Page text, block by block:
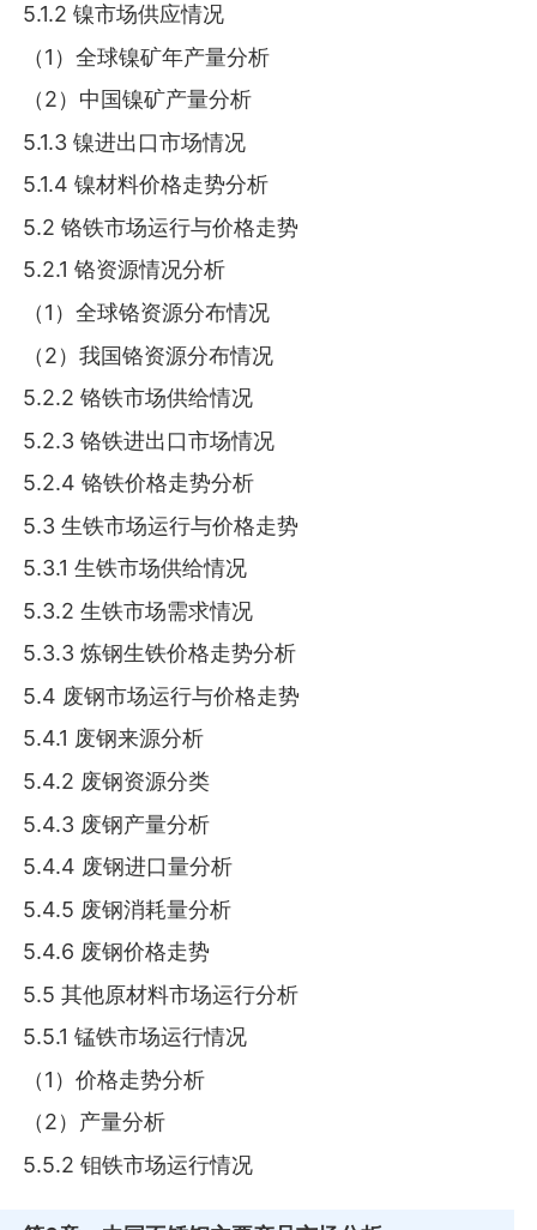
5.1.2 镍市场供应情况
（1）全球镍矿年产量分析
（2）中国镍矿产量分析
5.1.3 镍进出口市场情况
5.1.4 镍材料价格走势分析
5.2 铬铁市场运行与价格走势
5.2.1 铬资源情况分析
（1）全球铬资源分布情况
（2）我国铬资源分布情况
5.2.2 铬铁市场供给情况
5.2.3 铬铁进出口市场情况
5.2.4 铬铁价格走势分析
5.3 生铁市场运行与价格走势
5.3.1 生铁市场供给情况
5.3.2 生铁市场需求情况
5.3.3 炼钢生铁价格走势分析
5.4 废钢市场运行与价格走势
5.4.1 废钢来源分析
5.4.2 废钢资源分类
5.4.3 废钢产量分析
5.4.4 废钢进口量分析
5.4.5 废钢消耗量分析
5.4.6 废钢价格走势
5.5 其他原材料市场运行分析
5.5.1 锰铁市场运行情况
（1）价格走势分析
（2）产量分析
5.5.2 钼铁市场运行情况